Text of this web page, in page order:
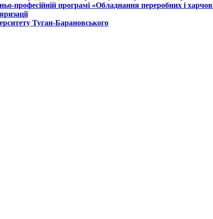
професійній програмі «Обладнання переробних і
Туган-Барановського